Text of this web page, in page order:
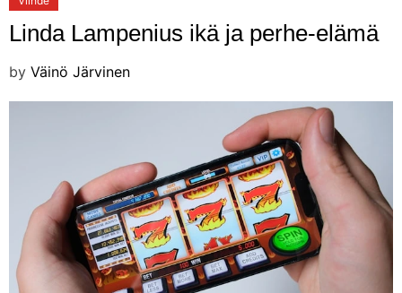
Linda Lampenius ikä ja perhe-elämä
by Väinö Järvinen